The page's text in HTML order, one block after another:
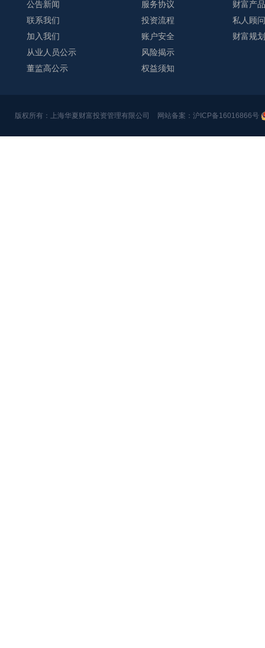
公告新闻
联系我们
加入我们
从业人员公示
董监高公示
服务协议
投资流程
账户安全
风险揭示
权益须知
财富产品
私人顾问
财富规划
版权所有：上海华夏财富投资管理有限公司 网站备案：沪ICP备16016866号